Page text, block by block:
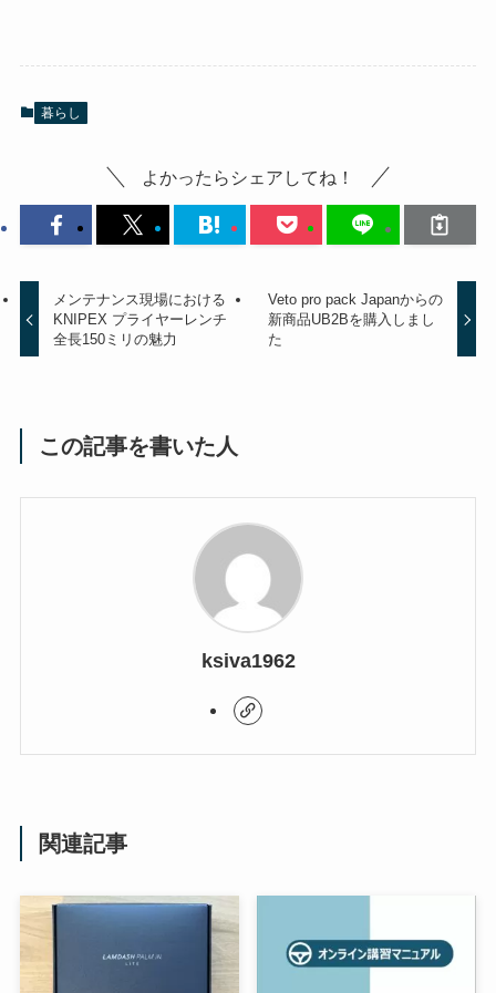
暮らし
よかったらシェアしてね！
メンテナンス現場における
KNIPEX プライヤーレンチ
全長150ミリの魅力
Veto pro pack Japanからの
新商品UB2Bを購入しまし
た
この記事を書いた人
ksiva1962
関連記事